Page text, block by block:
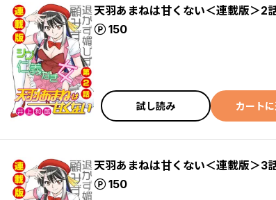
天羽あまねは甘くない＜連載版＞
150
ポイント
試し読み カート
天羽あまねは甘くない＜連載版＞
150
ポイント